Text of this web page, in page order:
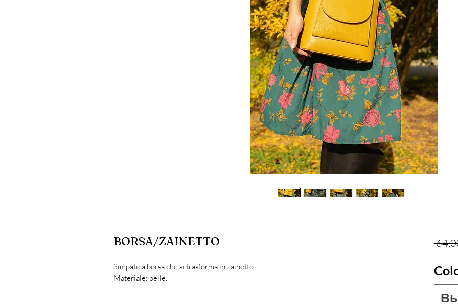
BORSA/ZAINETTO
Simpatica borsa che si trasforma in zainetto!
Materiale: pelle.